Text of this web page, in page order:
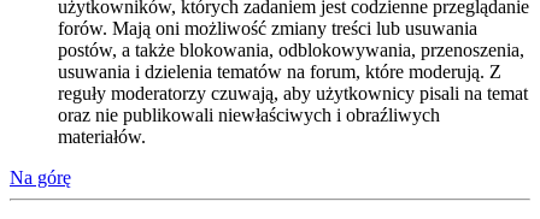
użytkowników, których zadaniem jest codzienne przeglądanie
forów. Mają oni możliwość zmiany treści lub usuwania
postów, a także blokowania, odblokowywania, przenoszenia,
usuwania i dzielenia tematów na forum, które moderują. Z
reguły moderatorzy czuwają, aby użytkownicy pisali na temat
oraz nie publikowali niewłaściwych i obraźliwych
materiałów.
Na górę